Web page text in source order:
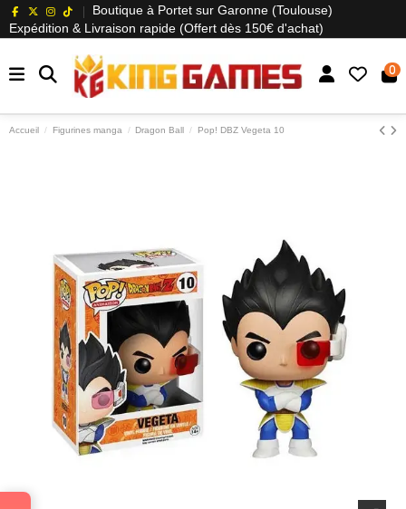
Boutique à Portet sur Garonne (Toulouse)
Expédition & Livraison rapide (Offert dès 150€ d'achat)
0
Accueil Figurines manga Dragon Ball Pop! DBZ Vegeta 10